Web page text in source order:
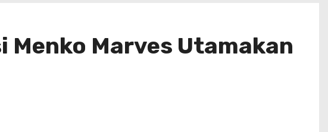
Menko Marves Utamakan